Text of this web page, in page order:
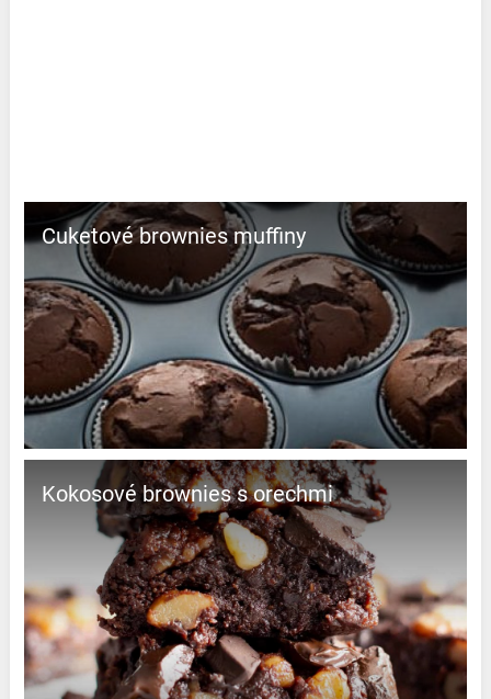
Cuketové brownies muffiny
Kokosové brownies s orechmi